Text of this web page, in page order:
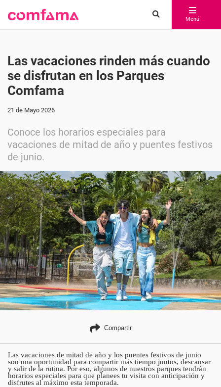
Menú
Las vacaciones rinden más cuando
se disfrutan en los Parques
Comfama
21 de Mayo 2026
Conoce los horarios especiales para
vacaciones de mitad de año y puentes festivos
de junio.
Compartir
Las vacaciones de mitad de año y los puentes festivos de junio
son una oportunidad para compartir más tiempo juntos, descansar
y salir de la rutina. Por eso, algunos de nuestros parques tendrán
horarios especiales para que planees tu visita con anticipación y
disfrutes al máximo esta temporada.